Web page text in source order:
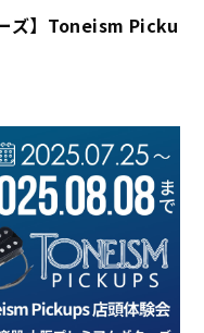
ズ】Toneism Picku